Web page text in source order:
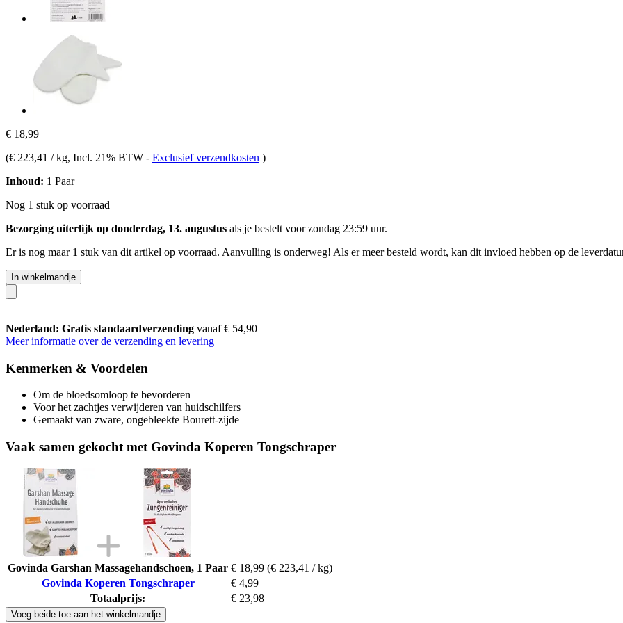
€ 18,99
(€ 223,41 / kg, Incl. 21% BTW - Exclusief verzendkosten )
Inhoud: 1 Paar
Nog 1 stuk op voorraad
Bezorging uiterlijk op donderdag, 13. augustus als je bestelt voorzondag 23:59 uur.
Er is nog maar 1 stuk van dit artikel op voorraad. Aanvulling is onderweg! Als er meer besteld wordt, kan dit invloed hebben op de
In winkelmandje
Nederland: Gratis standaardverzending vanaf € 54,90
Meer informatie over de verzending en levering
Kenmerken & Voordelen
Om de bloedsomloop te bevorderen
Voor het zachtjes verwijderen van huidschilfers
Gemaakt van zware, ongebleekte Bourett-zijde
Vaak samen gekocht met Govinda Koperen Tongschraper
Govinda Garshan Massagehandschoen, 1 Paar € 18,99 (€ 223,41 / kg)
Govinda Koperen Tongschraper
€ 4,99
Totaalprijs:
€ 23,98
Voeg beide toe aan het winkelmandje